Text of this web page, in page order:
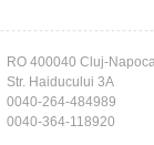
RO 400040 Cluj-
Str. Haiducului 3A
0040-264-484989
0040-364-118920